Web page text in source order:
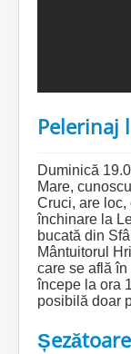
Pelerinaj
Duminică
Mare,
Cruci, are
închinare la
bucată din
Mântuitorul
care se află
începe la ora
posibilă doar